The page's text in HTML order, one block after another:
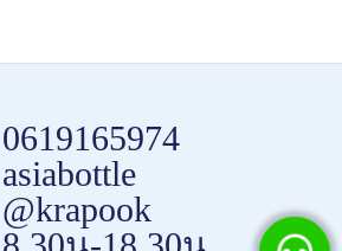
0619165974
asiabottle
@krapook